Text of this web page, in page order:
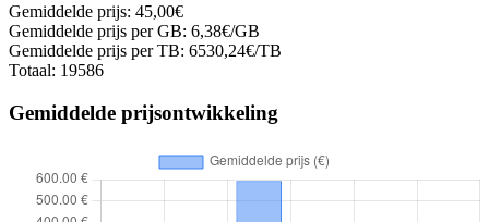
Gemiddelde prijs: 45,00€
Gemiddelde prijs per GB: 6,38€/GB
Gemiddelde prijs per TB: 6530,24€/TB
Totaal: 19586
Gemiddelde prijsontwikkeling